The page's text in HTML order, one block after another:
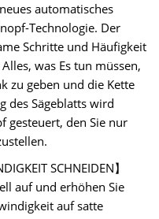
automatisches
Technologie. Der
Schritte und Häufigkeit
was Es tun müssen,
zu geben und die Kette
des Sägeblatts wird
gesteuert, den Sie nur
SCHNEIDEN】
auf und erhöhen Sie
auf satte